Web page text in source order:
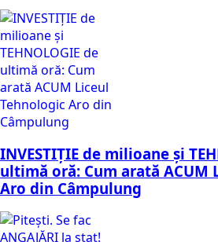
INVESTIȚIE de milioane și
ultimă oră: Cum arată ACUM
Aro din Câmpulung